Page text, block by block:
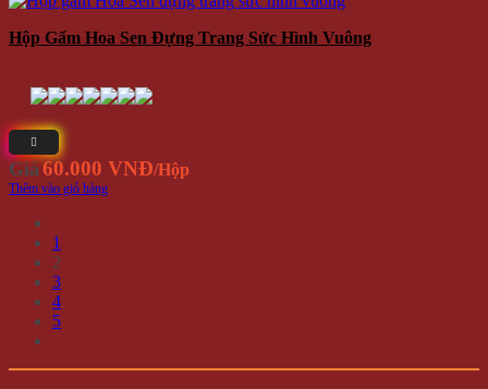
Hộp Gấm Hoa Sen Đựng Trang Sức Hình Vuông
Giá60.000 VNĐ/Hộp
Thêm vào giỏ hàng
1
2
3
4
5